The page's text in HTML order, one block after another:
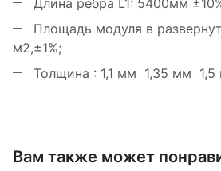
Длина ребра L1: 5400мм
Площадь модуля в
м2,±1%;
Толщина : 1,1 мм 1,35 мм 1,5
Вам также может